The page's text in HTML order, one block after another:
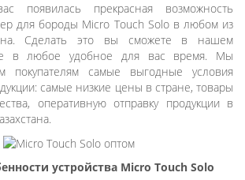
появилась прекрасная возможность
для бороды Micro Touch Solo в любом из
Сделать это вы сможете в нашем
в любое удобное для вас время. Мы
покупателям самые выгодные условия
самые низкие цены в стране, товары
оперативную отправку продукции в
устройства Micro Touch Solo